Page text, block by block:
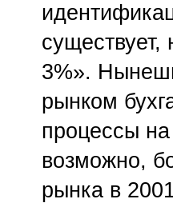
3%».
рынком
процессы
возможно,
рынка в